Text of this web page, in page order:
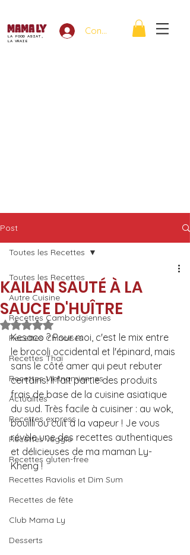
LA FOOD ASIAT,
LA VRAIE
Connexion
Post
Toutes les Recettes
Autre Cuisine
Recettes Cambodgiennes
Recettes Chinoises
Recettes Thaï
Recettes Vietnamiennes
Actualités
Recettes express
Recettes veggie
Recettes gluten-free
Recettes Raviolis et Dim Sum
Recettes de fête
Club Mama Ly
Desserts
Toutes les Recettes
KAILAN SAUTÉ À LA
SAUCE D'HUÎTRE
Noté NaN étoiles sur 5.
Kesaco ? Pour moi, c'est le mix entre
le brocoli occidental et l'épinard, mais
sans le côté amer qui peut rebuter
certains! Il fait partie des produits
frais de base de la cuisine asiatique
du sud. Très facile à cuisiner : au wok,
bouilli ou cuit à la vapeur ! Je vous
révèle une des recettes authentiques
et délicieuses de ma maman Ly-
Kheng !